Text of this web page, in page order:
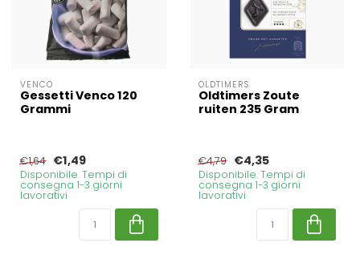
VENCO
Gessetti Venco 120
Grammi
€1,64 €1,49
Disponibile. Tempi di
consegna 1-3 giorni
lavorativi
OLDTIMERS
Oldtimers Zoute
ruiten 235 Gram
€4,79 €4,35
Disponibile. Tempi di
consegna 1-3 giorni
lavorativi